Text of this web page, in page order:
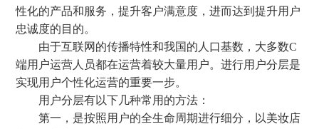
性化的产品和服务，提升客户满意度，进而达到提升用户
忠诚度的目的。
由于互联网的传播特性和我国的人口基数，大多数C
端用户运营人员都在运营着较大量用户。进行用户分层是
实现用户个性化运营的重要一步。
用户分层有以下几种常用的方法：
第一，是按照用户的全生命周期进行细分，以美妆店